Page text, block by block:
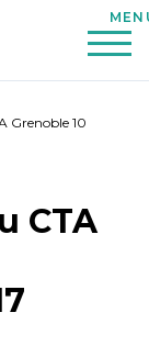
Grenoble 10
CTA